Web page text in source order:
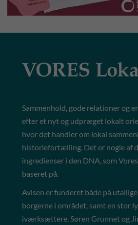
Sammenhold, gode relationer og
efter et nyt og udpræget lokalt
hvor det handler om lokal
historiefortælling. Det er nogle af
ingredienser i den DNA, som
baseret på.
Avisen er funderet både på
borgerne i området, samt en stor
iværksættere, Søren Grunnet og